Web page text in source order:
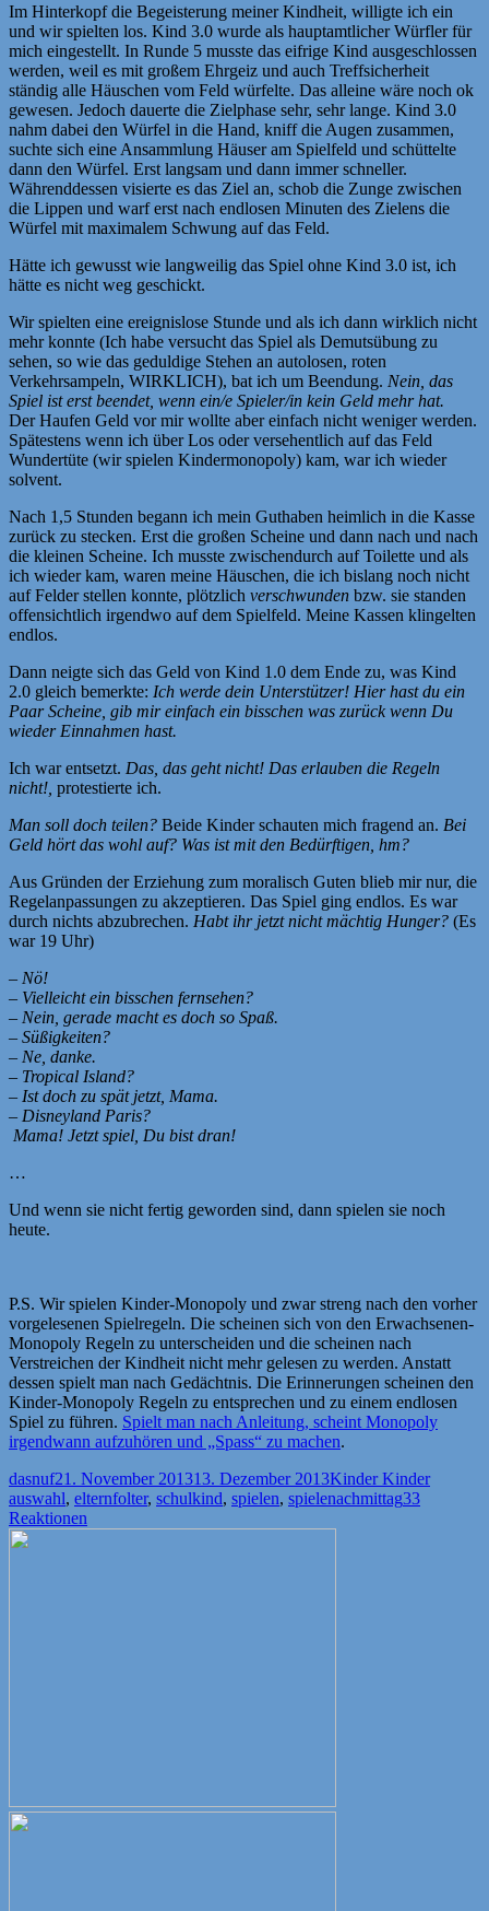
Im Hinterkopf die Begeisterung meiner Kindheit, willigte ich ein
und wir spielten los. Kind 3.0 wurde als hauptamtlicher Würfler für
mich eingestellt. In Runde 5 musste das eifrige Kind ausgeschlossen
werden, weil es mit großem Ehrgeiz und auch Treffsicherheit
ständig alle Häuschen vom Feld würfelte. Das alleine wäre noch ok
gewesen. Jedoch dauerte die Zielphase sehr, sehr lange. Kind 3.0
nahm dabei den Würfel in die Hand, kniff die Augen zusammen,
suchte sich eine Ansammlung Häuser am Spielfeld und schüttelte
dann den Würfel. Erst langsam und dann immer schneller.
Währenddessen visierte es das Ziel an, schob die Zunge zwischen
die Lippen und warf erst nach endlosen Minuten des Zielens die
Würfel mit maximalem Schwung auf das Feld.
Hätte ich gewusst wie langweilig das Spiel ohne Kind 3.0 ist, ich
hätte es nicht weg geschickt.
Wir spielten eine ereignislose Stunde und als ich dann wirklich nicht
mehr konnte (Ich habe versucht das Spiel als Demutsübung zu
sehen, so wie das geduldige Stehen an autolosen, roten
Verkehrsampeln, WIRKLICH), bat ich um Beendung. Nein, das
Spiel ist erst beendet, wenn ein/e Spieler/in kein Geld mehr hat.
Der Haufen Geld vor mir wollte aber einfach nicht weniger werden.
Spätestens wenn ich über Los oder versehentlich auf das Feld
Wundertüte (wir spielen Kindermonopoly) kam, war ich wieder
solvent.
Nach 1,5 Stunden begann ich mein Guthaben heimlich in die Kasse
zurück zu stecken. Erst die großen Scheine und dann nach und nach
die kleinen Scheine. Ich musste zwischendurch auf Toilette und als
ich wieder kam, waren meine Häuschen, die ich bislang noch nicht
auf Felder stellen konnte, plötzlich verschwunden bzw. sie standen
offensichtlich irgendwo auf dem Spielfeld. Meine Kassen klingelten
endlos.
Dann neigte sich das Geld von Kind 1.0 dem Ende zu, was Kind
2.0 gleich bemerkte: Ich werde dein Unterstützer! Hier hast du ein
Paar Scheine, gib mir einfach ein bisschen was zurück wenn Du
wieder Einnahmen hast.
Ich war entsetzt. Das, das geht nicht! Das erlauben die Regeln
nicht!, protestierte ich.
Man soll doch teilen? Beide Kinder schauten mich fragend an. Bei
Geld hört das wohl auf? Was ist mit den Bedürftigen, hm?
Aus Gründen der Erziehung zum moralisch Guten blieb mir nur, die
Regelanpassungen zu akzeptieren. Das Spiel ging endlos. Es war
durch nichts abzubrechen. Habt ihr jetzt nicht mächtig Hunger? (Es
war 19 Uhr)
– Nö!
– Vielleicht ein bisschen fernsehen?
– Nein, gerade macht es doch so Spaß.
– Süßigkeiten?
– Ne, danke.
– Tropical Island?
– Ist doch zu spät jetzt, Mama.
– Disneyland Paris?
Mama! Jetzt spiel, Du bist dran!
…
Und wenn sie nicht fertig geworden sind, dann spielen sie noch
heute.
P.S. Wir spielen Kinder-Monopoly und zwar streng nach den vorher
vorgelesenen Spielregeln. Die scheinen sich von den Erwachsenen-
Monopoly Regeln zu unterscheiden und die scheinen nach
Verstreichen der Kindheit nicht mehr gelesen zu werden. Anstatt
dessen spielt man nach Gedächtnis. Die Erinnerungen scheinen den
Kinder-Monopoly Regeln zu entsprechen und zu einem endlosen
Spiel zu führen. Spielt man nach Anleitung, scheint Monopoly
irgendwann aufzuhören und „Spass“ zu machen.
Autor
dasnufVeröffentlicht
am
21. November 201313. Dezember 2013Kategorien
Kinder Kinder
auswahl, elternfolter, schulkind, spielen, spielenachmittag33
Reaktionen